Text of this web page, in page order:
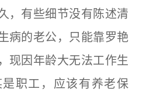
，有些细节没有陈述清
病的老公，只能靠罗艳
现因年龄大无法工作生
职工，应该有养老保